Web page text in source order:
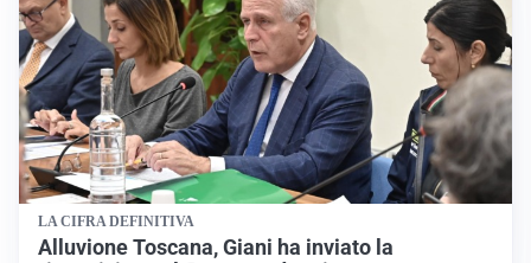
LA CIFRA DEFINITIVA
Alluvione Toscana, Giani ha inviato la